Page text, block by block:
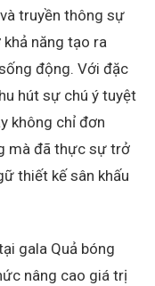
truyền thông sự
khả năng tạo ra
động. Với đặc
hút sự chú ý tuyệt
không chỉ đơn
mà đã thực sự trở
thiết kế sân khấu
gala Quả bóng
nâng cao giá trị